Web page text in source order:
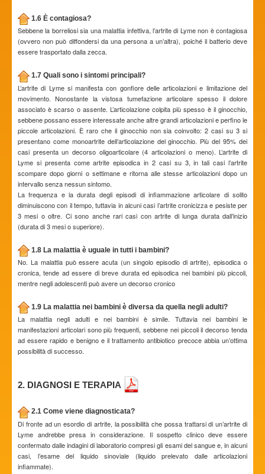
1.6 È contagiosa?
Sebbene la borreliosi sia una malattia infettiva, l’artrite di Lyme non è contagiosa
(ovvero non può diffondersi da una persona a un’altra), poiché il batterio deve
essere trasportato dalla zecca.
1.7 Quali sono i sintomi principali?
L’artrite di Lyme si manifesta con gonfiore delle articolazioni e limitazione del
movimento. Nonostante la vistosa tumefazione articolare spesso il dolore
associato è scarso o assente. L’articolazione colpita più spesso è il ginocchio,
sebbene possano essere interessate anche altre grandi articolazioni e perfino le
piccole articolazioni. È raro che il ginocchio non sia coinvolto: 2 casi su 3 si
presentano come monoartrite dell’articolazione del ginocchio. Più del 95% dei
casi presenta un decorso oligoarticolare (4 articolazioni o meno). L’artrite di
Lyme si presenta come artrite episodica in 2 casi su 3, in tali casi l’artrite
scompare dopo giorni o settimane e ritorna alle stesse articolazioni dopo un
intervallo senza nessun sintomo.
La frequenza e la durata degli episodi di infiammazione articolare di solito
diminuiscono con il tempo, tuttavia in alcuni casi l’artrite cronicizza e pesiste per
3 mesi o oltre. Ci sono anche rari casi con artrite di lunga durata dall’inizio
(durata di 3 mesi o superiore).
1.8 La malattia è uguale in tutti i bambini?
No. La malattia può essere acuta (un singolo episodio di artrite), episodica o
cronica, tende ad essere di breve durata ed episodica nei bambini più piccoli,
mentre negli adolescenti può avere un decorso cronico
1.9 La malattia nei bambini è diversa da quella negli adulti?
La malattia negli adulti e nei bambini è simile. Tuttavia nei bambini le
manifestazioni articolari sono più frequenti, sebbene nei piccoli il decorso tenda
ad essere rapido e benigno e il trattamento antibiotico precoce abbia un’ottima
possibilità di successo.
2. DIAGNOSI E TERAPIA
2.1 Come viene diagnosticata?
Di fronte ad un esordio di artrite, la possibilità che possa trattarsi di un’artrite di
Lyme andrebbe presa in considerazione. Il sospetto clinico deve essere
confermato dalle indagini di laboratorio compresi gli esami del sangue e, in alcuni
casi, l’esame del liquido sinoviale (liquido prelevato dalle articolazioni
infiammate).